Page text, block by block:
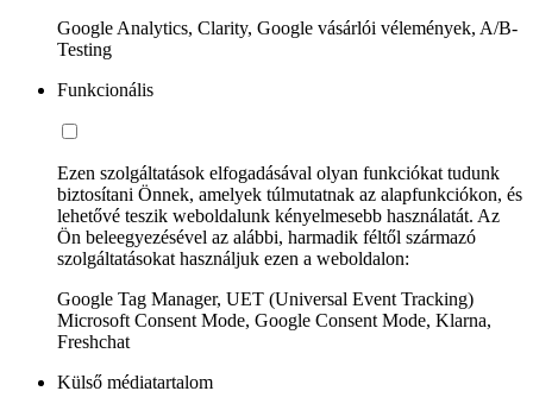
Google Analytics, Clarity, Google vásárlói vélemények, A/B-
Testing
Funkcionális
Ezen szolgáltatások elfogadásával olyan funkciókat tudunk
biztosítani Önnek, amelyek túlmutatnak az alapfunkciókon, és
lehetővé teszik weboldalunk kényelmesebb használatát. Az
Ön beleegyezésével az alábbi, harmadik féltől származó
szolgáltatásokat használjuk ezen a weboldalon:
Google Tag Manager, UET (Universal Event Tracking)
Microsoft Consent Mode, Google Consent Mode, Klarna,
Freshchat
Külső médiatartalom